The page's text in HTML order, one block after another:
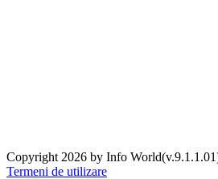
Copyright 2026 by Info
Termeni de utilizare